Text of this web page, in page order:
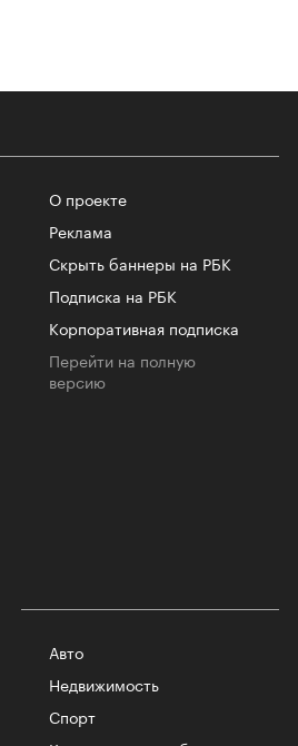
О проекте
Реклама
Скрыть баннеры на РБК
Подписка на РБК
Корпоративная подписка
Перейти на полную
версию
Авто
Недвижимость
Спорт